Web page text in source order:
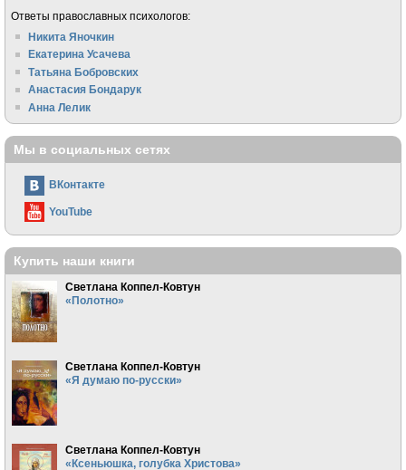
Ответы православных психологов:
Никита Яночкин
Екатерина Усачева
Татьяна Бобровских
Анастасия Бондарук
Анна Лелик
Мы в социальных сетях
ВКонтакте
YouTube
Купить наши книги
Светлана Коппел-Ковтун
«Полотно»
Светлана Коппел-Ковтун
«Я думаю по-русски»
Светлана Коппел-Ковтун
«Ксеньюшка, голубка Христова»